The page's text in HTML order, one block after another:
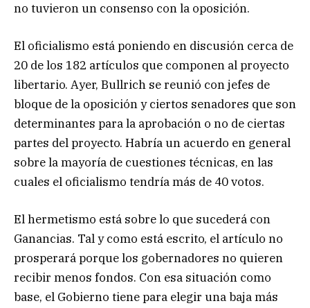
no tuvieron un consenso con la oposición.
El oficialismo está poniendo en discusión cerca de
20 de los 182 artículos que componen al proyecto
libertario. Ayer, Bullrich se reunió con jefes de
bloque de la oposición y ciertos senadores que son
determinantes para la aprobación o no de ciertas
partes del proyecto. Habría un acuerdo en general
sobre la mayoría de cuestiones técnicas, en las
cuales el oficialismo tendría más de 40 votos.
El hermetismo está sobre lo que sucederá con
Ganancias. Tal y como está escrito, el artículo no
prosperará porque los gobernadores no quieren
recibir menos fondos. Con esa situación como
base, el Gobierno tiene para elegir una baja más